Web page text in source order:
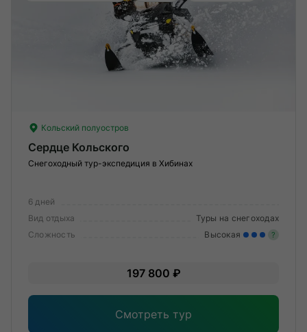
Кольский полуостров
Сердце Кольского
Снегоходный тур-экспедиция в Хибинах
6 дней
Вид отдыха
Туры на снегоходах
Сложность
Высокая ?
197 800 ₽
Смотреть тур